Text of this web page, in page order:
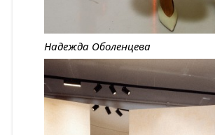
Надежда Оболенцева